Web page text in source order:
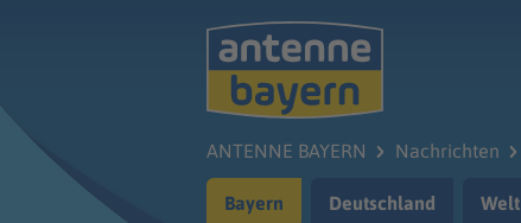
ANTENNE BAYERN Nachrichten
Bayern Deutschland Welt